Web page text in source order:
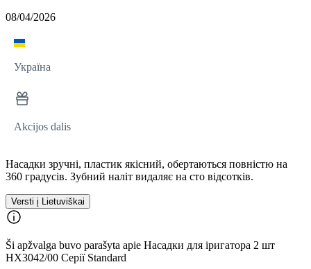
08/04/2026
Україна
Akcijos dalis
Насадки зручні, пластик якісний, обертаються повністю на
360 градусів. Зубний наліт видаляє на сто відсотків.
Versti į Lietuviškai
Ši apžvalga buvo parašyta apie Насадки для іригатора 2 шт
HX3042/00 Серії Standard